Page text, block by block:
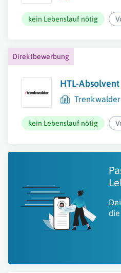
kein Lebenslauf nötig
Direktbewerbung
HTL-
kein Lebenslauf nötig